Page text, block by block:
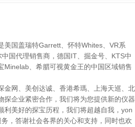
美国盖瑞特Garrett、怀特Whites、VR系
国代理销售商，德国IT、掘金号、KTS中
Minelab、希腊可视黄金王的中国区域销售
金网、美创达诚、香港希瑪、上海天巡、北
探企业紧密合作，我们将为您提供新的仪器
利美好的探宝历程，我们将超越自我，yon
，答谢社会各界的关心和支持，同时也欢